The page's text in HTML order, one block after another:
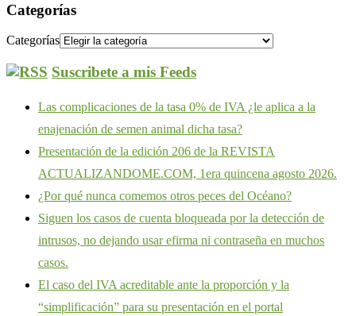
Categorías
Categorías
Suscribete a mis Feeds
Las complicaciones de la tasa 0% de IVA ¿le aplica a la
enajenación de semen animal dicha tasa?
Presentación de la edición 206 de la REVISTA
ACTUALIZANDOME.COM, 1era quincena agosto 2026.
¿Por qué nunca comemos otros peces del Océano?
Siguen los casos de cuenta bloqueada por la detección de
intrusos, no dejando usar efirma ni contraseña en muchos
casos.
El caso del IVA acreditable ante la proporción y la
“simplificación” para su presentación en el portal